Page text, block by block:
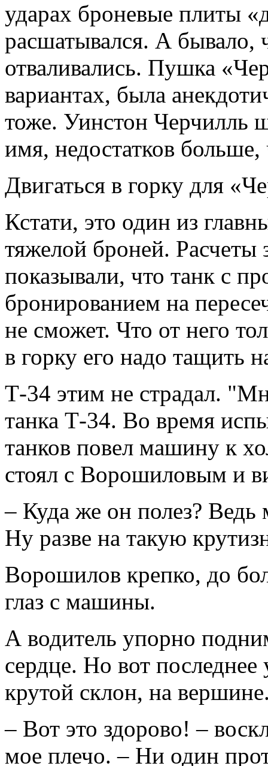
ударах броневые плиты
расшатывался. А бывало,
отваливались. Пушка
вариантах, была
тоже. Уинстон Черчилль
имя, недостатков
Двигаться в горку для
Кстати, это один из
тяжелой броней. Расчеты
показывали, что танк с
бронированием на
не сможет. Что от него
в горку его надо тащить
Т-34 этим не страдал.
танка Т-34. Во время
танков повел машину к
стоял с Ворошиловым и
– Куда же он полез? Ведь
Ну разве на такую
Ворошилов крепко, до
глаз с машины.
А водитель упорно
сердце. Но вот
крутой склон, на
– Вот это здорово! –
мое плечо. – Ни один